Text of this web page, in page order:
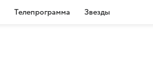
Телепрограмма Звезды